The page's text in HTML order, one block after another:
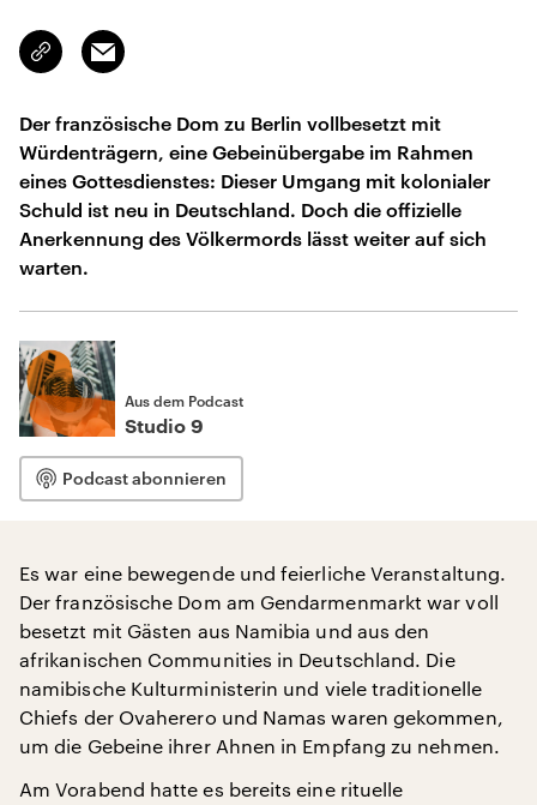
Link
kopieren/teilen
Email
Der französische Dom zu Berlin vollbesetzt mit
Würdenträgern, eine Gebeinübergabe im Rahmen
eines Gottesdienstes: Dieser Umgang mit kolonialer
Schuld ist neu in Deutschland. Doch die offizielle
Anerkennung des Völkermords lässt weiter auf sich
warten.
Aus dem Podcast
Studio 9
Podcast abonnieren
Es war eine bewegende und feierliche Veranstaltung.
Der französische Dom am Gendarmenmarkt war voll
besetzt mit Gästen aus Namibia und aus den
afrikanischen Communities in Deutschland. Die
namibische Kulturministerin und viele traditionelle
Chiefs der Ovaherero und Namas waren gekommen,
um die Gebeine ihrer Ahnen in Empfang zu nehmen.
Am Vorabend hatte es bereits eine rituelle